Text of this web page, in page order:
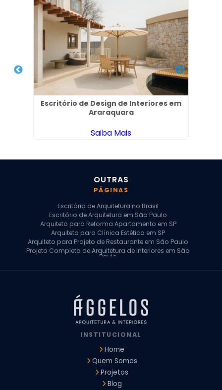
Escritório de Design de Interiores em
Araraquara
Saiba Mais
OUTRAS
PÁGINAS
Escritório de Arquitetura no Brasil
Escritório de Arquitetura em São Paulo
Arquiteto para Reforma Apartamento em SP
Arquiteto para Clínica Estética em SP
Arquiteto para Projeto de Restaurante em São Paulo
Projeto Completo de Arquitetura de Interiores em São
Paulo
Arquiteto para Projeto Comercial em São Paulo
Arquiteto Comercial
Arquiteto para Reforma de Apartamento
Arquiteto para Reforma Residencial
Arquitetura para Reforma de Casas
Design de Interiores Apartamentos
Design de Interiores Residencial
Empresa de Arquitetura e Design
Empresas de Arquitetura e Design de Interiores
INSTITUCIONAL
Home
Quem Somos
Projetos
Blog